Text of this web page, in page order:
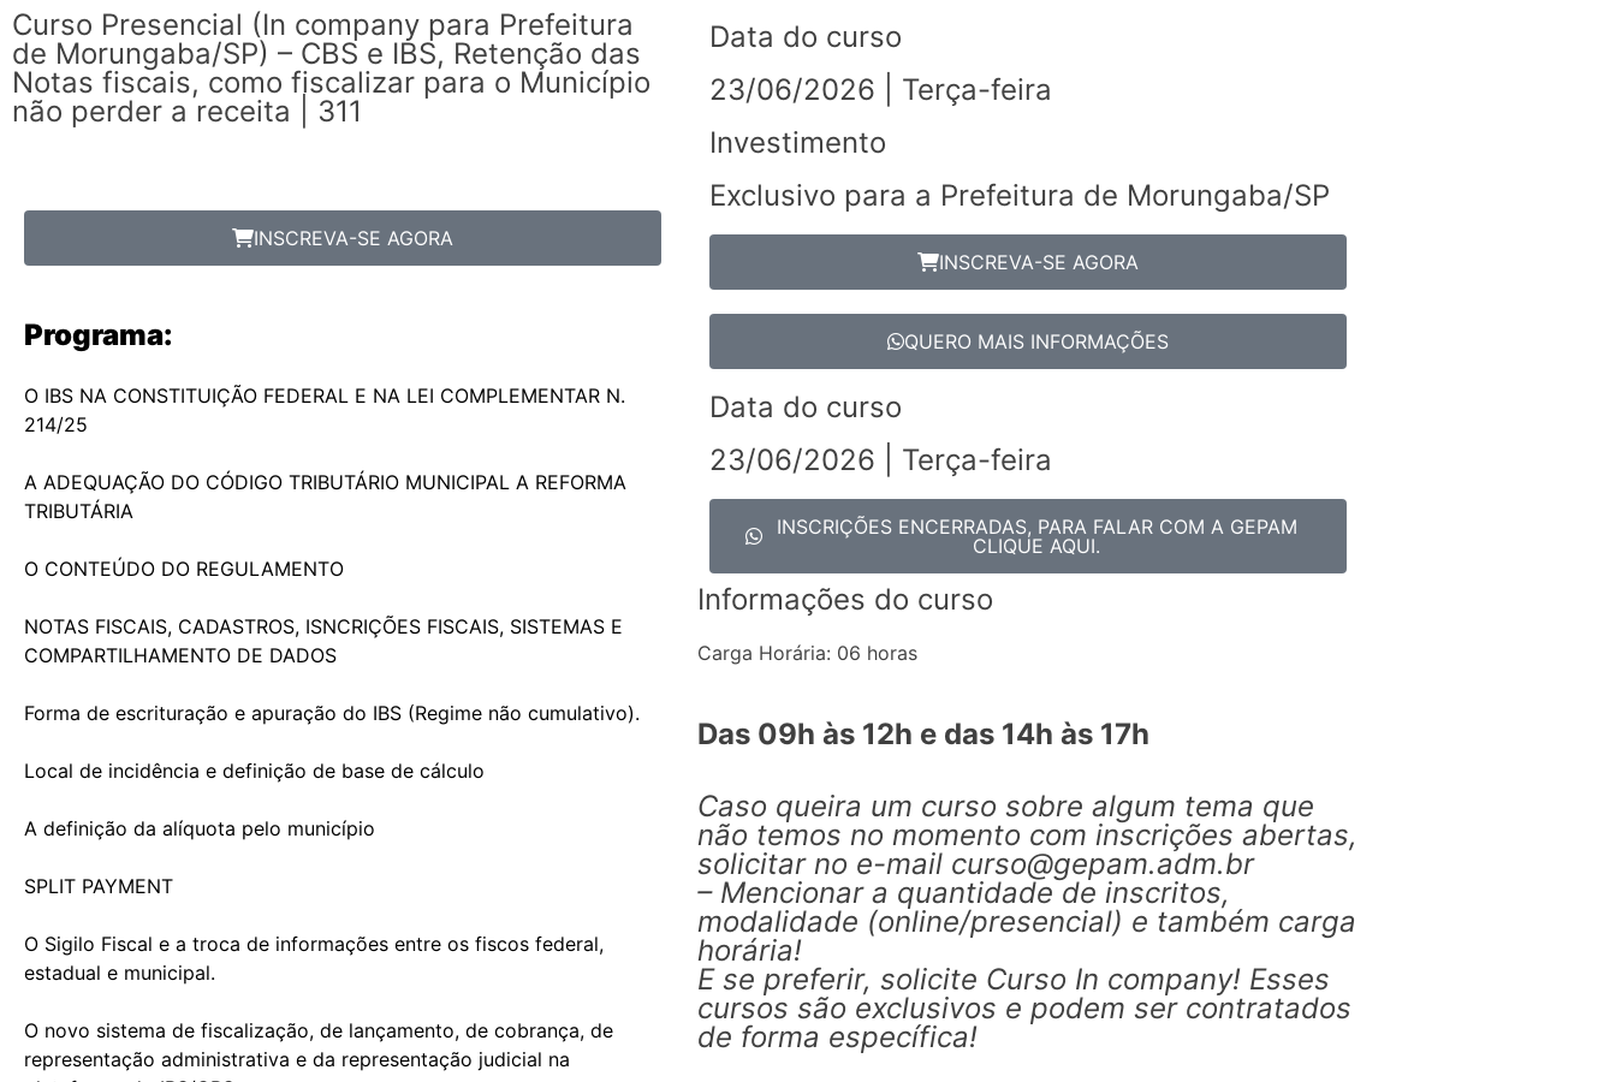
Curso Presencial (In company para Prefeitura
de Morungaba/SP) – CBS e IBS, Retenção das
Notas fiscais, como fiscalizar para o Município
não perder a receita | 311
INSCREVA-SE AGORA
Programa:
O IBS NA CONSTITUIÇÃO FEDERAL E NA LEI COMPLEMENTAR N.
214/25
A ADEQUAÇÃO DO CÓDIGO TRIBUTÁRIO MUNICIPAL A REFORMA
TRIBUTÁRIA
O CONTEÚDO DO REGULAMENTO
NOTAS FISCAIS, CADASTROS, ISNCRIÇÕES FISCAIS, SISTEMAS E
COMPARTILHAMENTO DE DADOS
Forma de escrituração e apuração do IBS (Regime não cumulativo).
Local de incidência e definição de base de cálculo
A definição da alíquota pelo município
SPLIT PAYMENT
O Sigilo Fiscal e a troca de informações entre os fiscos federal,
estadual e municipal.
O novo sistema de fiscalização, de lançamento, de cobrança, de
representação administrativa e da representação judicial na
Data do curso
23/06/2026 | Terça-feira
Investimento
Exclusivo para a Prefeitura de Morungaba/SP
INSCREVA-SE AGORA
QUERO MAIS INFORMAÇÕES
Data do curso
23/06/2026 | Terça-feira
INSCRIÇÕES ENCERRADAS, PARA FALAR COM A GEPAM
CLIQUE AQUI.
Informações do curso
Carga Horária: 06 horas
Das 09h às 12h e das 14h às 17h
Caso queira um curso sobre algum tema que
não temos no momento com inscrições abertas,
solicitar no e-mail curso@gepam.adm.br
– Mencionar a quantidade de inscritos,
modalidade (online/presencial) e também carga
horária!
E se preferir, solicite Curso In company! Esses
cursos são exclusivos e podem ser contratados
de forma específica!